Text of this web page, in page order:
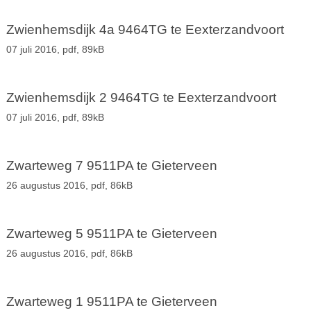
Zwienhemsdijk 4a 9464TG te Eexterzandvoort
07 juli 2016, pdf, 89kB
Zwienhemsdijk 2 9464TG te Eexterzandvoort
07 juli 2016, pdf, 89kB
Zwarteweg 7 9511PA te Gieterveen
26 augustus 2016, pdf, 86kB
Zwarteweg 5 9511PA te Gieterveen
26 augustus 2016, pdf, 86kB
Zwarteweg 1 9511PA te Gieterveen